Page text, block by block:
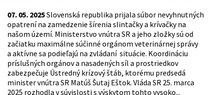
07. 05. 2025Slovenská republika prijala súbor nevyhnutných
opatrení na zamedzenie šírenia slintačky a krívačky na
našom území. Ministerstvo vnútra SR a jeho zložky sú od
začiatku maximálne súčinné orgánom veterinárnej správy
a aktívne sa podieľajú na zvládaní situácie. Koordináciu
príslušných orgánov a nasadených síl a prostriedkov
zabezpečuje Ústredný krízový štáb, ktorému predsedá
minister vnútra SR Matúš Šutaj Eštok. Vláda SR 25. marca
2025 rozhodla v súvislosti s výskytom tohto vysoko...